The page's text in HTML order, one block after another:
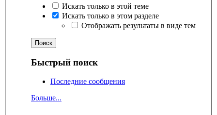
Искать только в этой теме
Искать только в этом разделе
Отображать результаты в виде тем
Быстрый поиск
Последние сообщения
Больше...